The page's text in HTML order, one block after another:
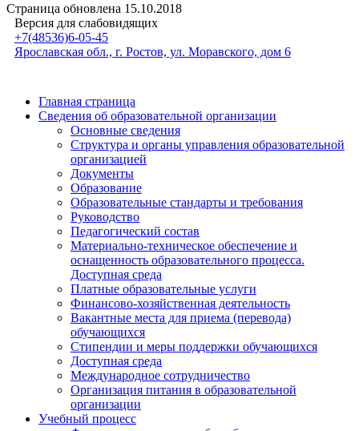
Страница обновлена 15.10.2018
Версия для слабовидящих
+7(48536)6-05-45
Ярославская обл., г. Ростов, ул. Моравского, дом 6
Главная страница
Сведения об образовательной организации
Основные сведения
Структура и органы управления образовательной
организацией
Документы
Образование
Образовательные стандарты и требования
Руководство
Педагогический состав
Материально-техническое обеспечение и
оснащенность образовательного процесса.
Доступная среда
Платные образовательные услуги
Финансово-хозяйственная деятельность
Вакантные места для приема (перевода)
обучающихся
Стипендии и меры поддержки обучающихся
Доступная среда
Международное сотрудничество
Организация питания в образовательной
организации
Учебный процесс